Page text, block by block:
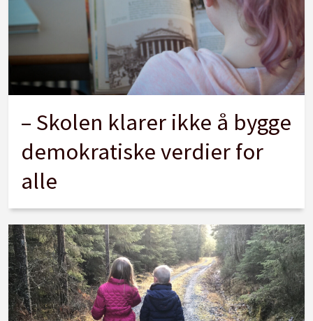
– Skolen klarer ikke å bygge
demokratiske verdier for
alle